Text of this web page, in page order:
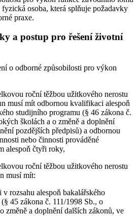
osoba, která splňuje požadavky
praxe.
a postup pro řešení životní
o odborné způsobilosti pro výkon
roční těžbou užitkového nerostu
musí mít odbornou kvalifikaci alespoň
studijního programu (§ 46 zákona č.
školách a o změně a doplnění
pozdějších předpisů) a odbornou
nebo činnosti prováděné
alespoň čtyři roky,
roční těžbou užitkového nerostu
musí mít:
rozsahu alespoň bakalářského
45 zákona č. 111/1998 Sb., o
změně a doplnění dalších zákonů, ve